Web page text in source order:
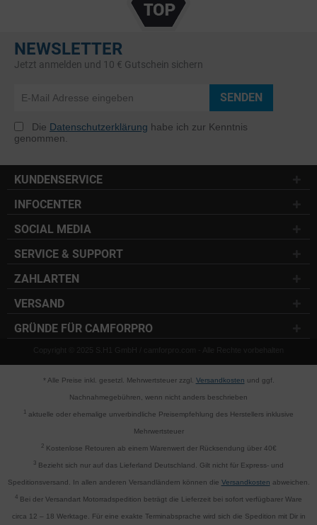
NEWSLETTER
Jetzt anmelden und 10 € Gutschein sichern
SENDEN
Die Datenschutzerklärung habe ich zur Kenntnis
genommen.
KUNDENSERVICE
INFOCENTER
SOCIAL MEDIA
SERVICE & SUPPORT
ZAHLARTEN
VERSAND
GRÜNDE FÜR CAMFORPRO
Copyright © 2025 S.H1 GmbH / camforpro.com - Alle Rechte vorbehalten
* Alle Preise inkl. gesetzl. Mehrwertsteuer zzgl. Versandkosten und ggf.
Nachnahmegebühren, wenn nicht anders beschrieben
1 aktuelle oder ehemalige unverbindliche Preisempfehlung des Herstellers inklusive
Mehrwertsteuer
2Kostenlose Retouren ab einem Warenwert der Rücksendung über 40€
3 Bezieht sich nur auf das Lieferland Deutschland. Gilt nicht für Express- und
Speditionsversand. In allen anderen Versandländern können die Versandkosten abweichen.
4 Bei der Versandart Motorradspedition beträgt die Lieferzeit bei sofort verfügbarer Ware
circa 12 – 18 Werktage. Für eine exakte Terminabsprache wird sich die Spedition mit Dir in